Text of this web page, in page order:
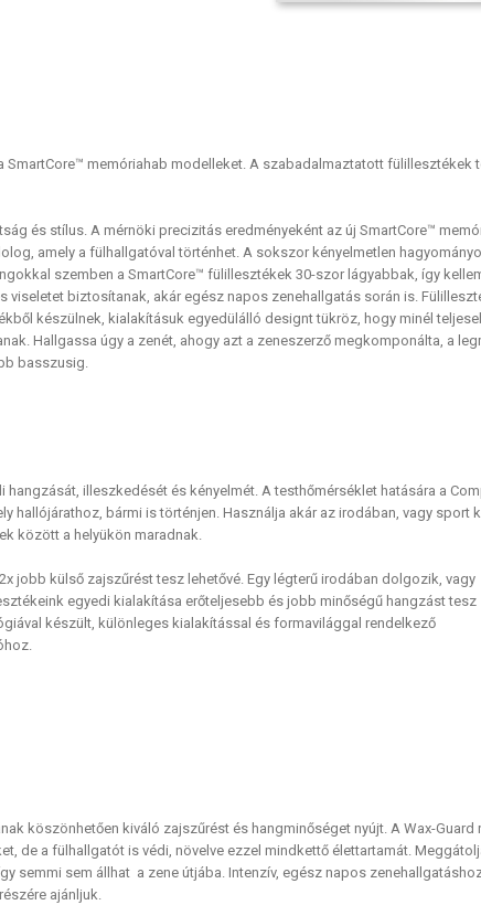
memóriahab modelleket. A szabadalmaztatott
és stílus. A mérnöki precizitás eredményeként az új SmartCore™
amely a fülhallgatóval történhet. A sokszor kényelmetlen
szemben a SmartCore™ fülillesztékek 30-szor lágyabbak, így
viseletet biztosítanak, akár egész napos zenehallgatás során is.
készülnek, kialakításuk egyedülálló designt tükröz, hogy minél
Hallgassa úgy a zenét, ahogy azt a zeneszerző megkomponálta, a
basszusig.
illeszkedését és kényelmét. A testhőmérséklet hatására a
hallójárathoz, bármi is történjen. Használja akár az irodában, vagy sport
között a helyükön maradnak.
jobb külső zajszűrést tesz lehetővé. Egy légterű irodában dolgozik, vagy
egyedi kialakítása erőteljesebb és jobb minőségű hangzást tesz
készült, különleges kialakítással és formavilággal rendelkező
köszönhetően kiváló zajszűrést és hangminőséget nyújt. A Wax-Guard
de a fülhallgatót is védi, növelve ezzel mindkettő élettartamát.
semmi sem állhat a zene útjába. Intenzív, egész napos
ajánljuk.